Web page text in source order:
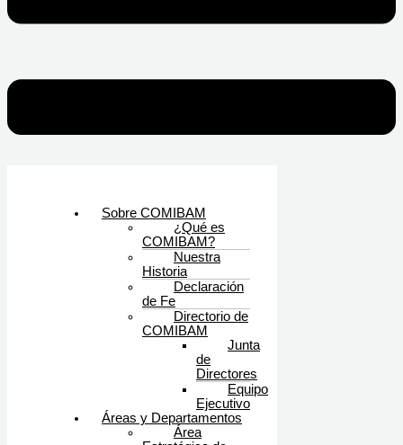
Sobre COMIBAM
¿Qué es
COMIBAM?
Nuestra
Historia
Declaración
de Fe
Directorio de
COMIBAM
Junta
de
Directores
Equipo
Ejecutivo
Áreas y Departamentos
Área